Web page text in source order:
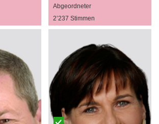
Abgeordneter
2’237 Stimmen